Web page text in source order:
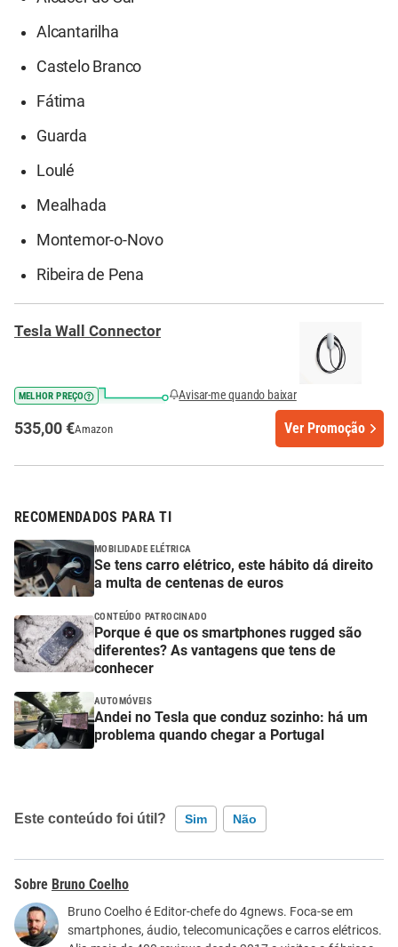
Alcantarilha
Castelo Branco
Fátima
Guarda
Loulé
Mealhada
Montemor-o-Novo
Ribeira de Pena
Tesla Wall Connector
MELHOR PREÇO Avisar-me quando baixar
535,00 €Amazon Ver Promoção
RECOMENDADOS PARA TI
MOBILIDADE ELÉTRICA
Se tens carro elétrico, este hábito dá direito
a multa de centenas de euros
CONTEÚDO PATROCINADO
Porque é que os smartphones rugged são
diferentes? As vantagens que tens de
conhecer
AUTOMÓVEIS
Andei no Tesla que conduz sozinho: há um
problema quando chegar a Portugal
Este conteúdo foi útil? Sim Não
Este conteúdo não tem a informação que procuro
Bruno Coelho
Bruno Coelho é Editor-chefe do 4gnews. Foca-se em
smartphones, áudio, telecomunicações e carros elétricos.